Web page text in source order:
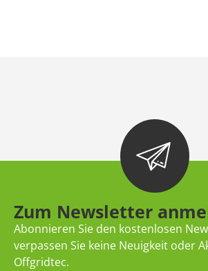
Zum Newsletter
Abonnieren Sie den kostenlosen
verpassen Sie keine Neuigkeit oder
Offgridtec.